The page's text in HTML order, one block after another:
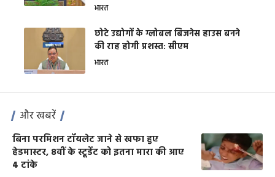
भारत
छोटे उद्योगों के ग्लोबल बिजनेस हाउस बनने
की राह होगी प्रशस्त: सीएम
भारत
और खबरें
बिना परमिशन टॉयलेट जाने से खफा हुए
हेडमास्टर, 8वीं के स्टूडेंट को इतना मारा की आए
4 टांके